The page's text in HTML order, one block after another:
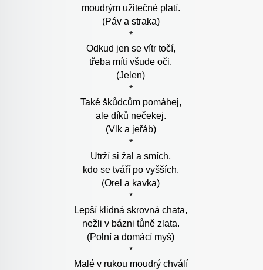
moudrým užitečné platí.
(Páv a straka)
*
Odkud jen se vítr točí,
třeba míti všude oči.
(Jelen)
*
Také škůdcům pomáhej,
ale díků nečekej.
(Vlk a jeřáb)
*
Utrží si žal a smích,
kdo se tváří po vyšších.
(Orel a kavka)
*
Lepší klidná skrovná chata,
nežli v bázni tůně zlata.
(Polní a domácí myš)
*
Malé v rukou moudrý chválí